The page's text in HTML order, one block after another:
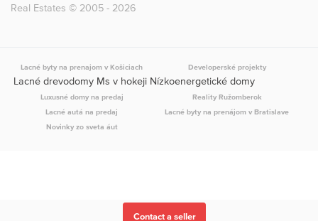
Real Estates © 2005 - 2026
Lacné byty na prenajom v Košiciach Developerské projekty
Lacné drevodomy Ms v hokeji Nízkoenergetické domy
Luxusné domy na predaj
Reality Ružomberok
Lacné autá na predaj
Lacné byty na prenájom v Bratislave
Novinky zo sveta áut